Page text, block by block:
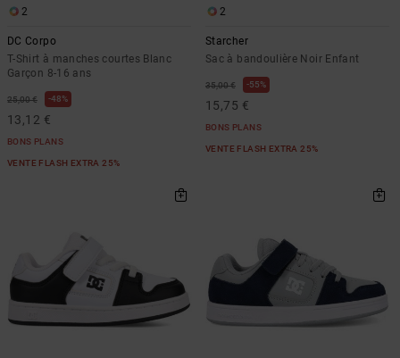
2
DC Corpo
T-Shirt à manches courtes Blanc
Garçon 8-16 ans
25,00 € 48%
13,12 €
BONS PLANS
VENTE FLASH EXTRA 25%
2
Starcher
Sac à bandoulière Noir Enfant
35,00 € 55%
15,75 €
BONS PLANS
VENTE FLASH EXTRA 25%